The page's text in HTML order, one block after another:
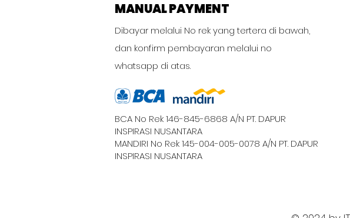
MANUAL PAYMENT
Dibayar melalui No rek yang tertera di bawah,
dan konfirm pembayaran melalui no
whatsapp di atas.
BCA No Rek 146-845-6868 A/N PT. DAPUR
INSPIRASI NUSANTARA
MANDIRI No Rek 145-004-005-0078 A/N PT. DAPUR
INSPIRASI NUSANTARA